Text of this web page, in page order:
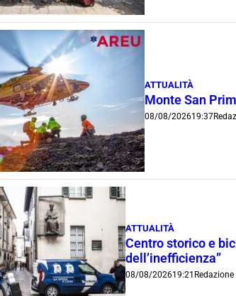
ATTUALITÀ
Monte San
08/08/202619:37
ATTUALITÀ
Centro storico e
dell’inefficienza”
08/08/202619:21 Redazione